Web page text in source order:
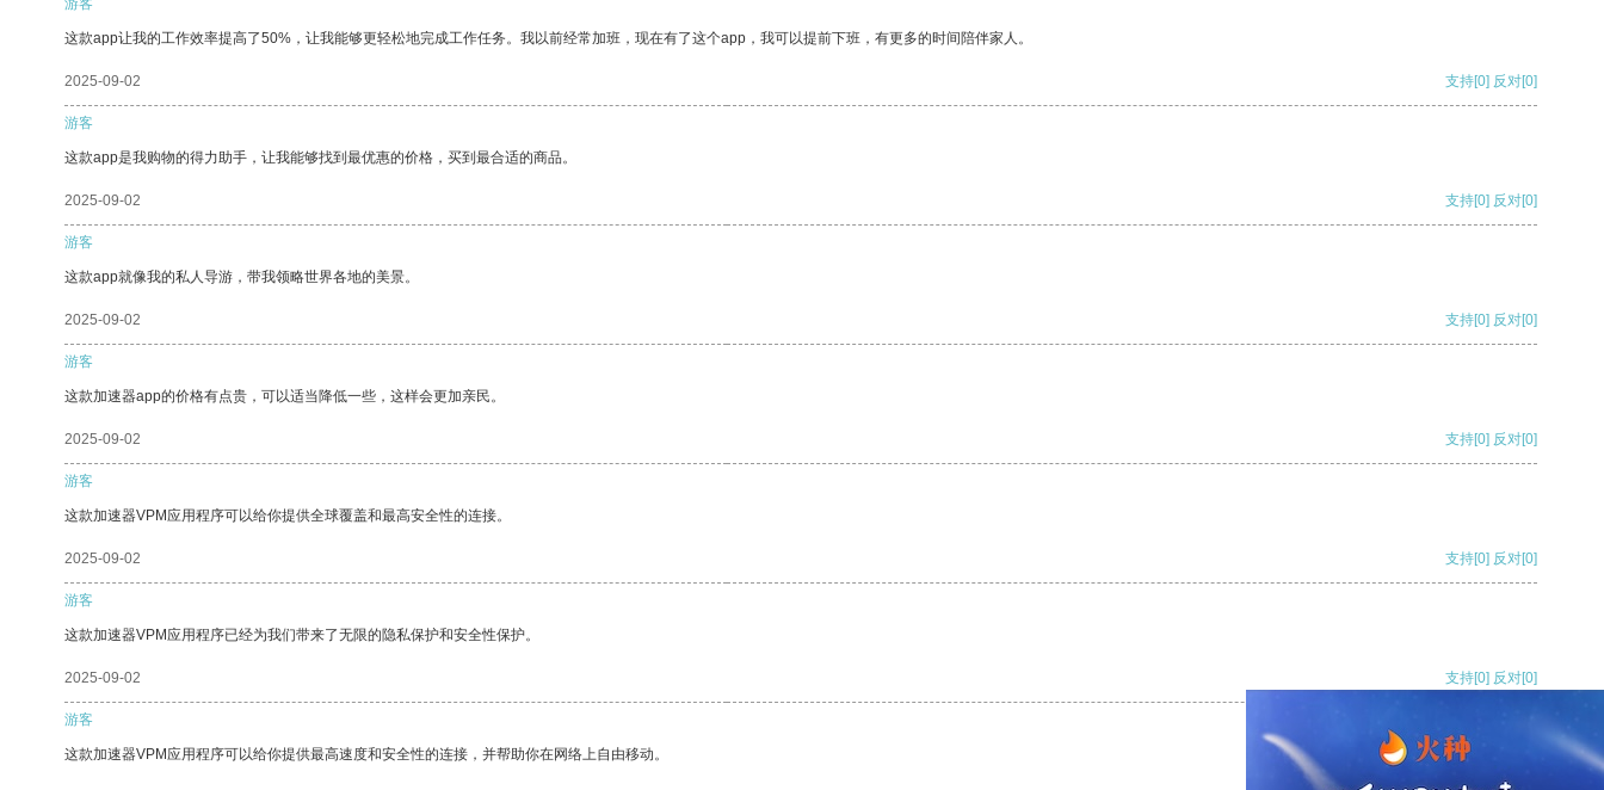
游客
这款app让我的工作效率提高了50%，让我能够更轻松地完成工作任务。我以前经常加班，现在有了这个app，我可以提前下班，有更多的时间陪伴家人。
2025-09-02 支持[0] 反对[0]
游客
这款app是我购物的得力助手，让我能够找到最优惠的价格，买到最合适的商品。
2025-09-02 支持[0] 反对[0]
游客
这款app就像我的私人导游，带我领略世界各地的美景。
2025-09-02 支持[0] 反对[0]
游客
这款加速器app的价格有点贵，可以适当降低一些，这样会更加亲民。
2025-09-02 支持[0] 反对[0]
游客
这款加速器VPM应用程序可以给你提供全球覆盖和最高安全性的连接。
2025-09-02 支持[0] 反对[0]
游客
这款加速器VPM应用程序已经为我们带来了无限的隐私保护和安全性保护。
2025-09-02 支持[0] 反对[0]
游客
这款加速器VPM应用程序可以给你提供最高速度和安全性的连接，并帮助你在网络上自由移动。